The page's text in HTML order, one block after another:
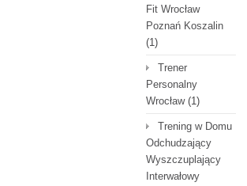
Fit Wrocław
Poznań Koszalin
(1)
Trener
Personalny
Wrocław(1)
Trening w Domu
Odchudzający
Wyszczuplający
Interwałowy